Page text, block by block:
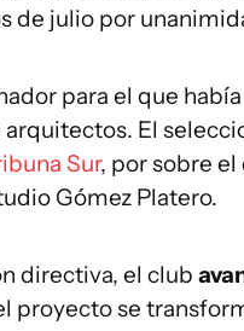
de julio por
para el que
El
Sur, por sobre el
Gómez Platero.
directiva, el club
proyecto se